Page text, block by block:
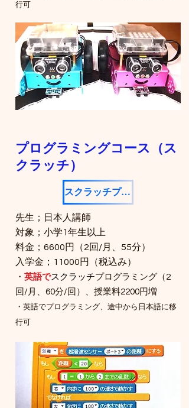
行可
​プログラミングコース（ス
クラッチ）
スクラッチプログラミング
先生；日本人講師
対象；小学1年生以上
​料金；6600円（2回/月、55分）
​入学金；11000円（税込み）
・ 英語でスクラッチプログラミング（2
回/月、60分/回）、授業料2200円増
・英語でプログラミング、途中から日本語に移
行可